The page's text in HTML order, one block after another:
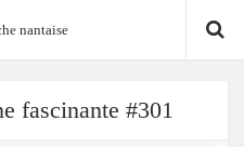
fascinante #301